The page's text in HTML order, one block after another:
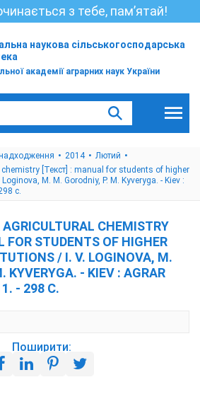
з тебе, пам’ятай!
наукова сільськогосподарська
академії аграрних наук України
2014
Лютий
[Текст] : manual for students of higher
M. M. Gorodniy, P. M. Kyveryga. - Kiev :
с.
CHEMISTRY
STUDENTS OF HIGHER
/ I. V. LOGINOVA, M.
KYVERYGA. - KIEV : AGRAR
- 298 С.
Поширити: